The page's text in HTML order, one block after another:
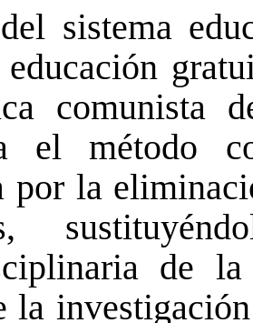
sistema
educación
comunista
el método
por la
de
la